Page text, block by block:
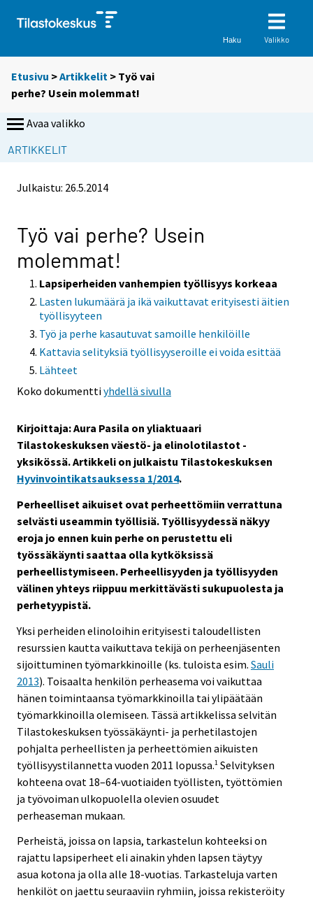
Haku Valikko
Etusivu >Artikkelit > Työ vai
perhe? Usein molemmat!
Avaa valikko
ARTIKKELIT
Julkaistu: 26.5.2014
Työ vai perhe? Usein
molemmat!
Lapsiperheiden vanhempien työllisyys korkeaa
Lasten lukumäärä ja ikä vaikuttavat erityisesti äitien
työllisyyteen
Työ ja perhe kasautuvat samoille henkilöille
Kattavia selityksiä työllisyyseroille ei voida esittää
Lähteet
Koko dokumenttiyhdellä sivulla
Kirjoittaja: Aura Pasila on yliaktuaari
Tilastokeskuksen väestö- ja elinolotilastot -
yksikössä. Artikkeli on julkaistu Tilastokeskuksen
Hyvinvointikatsauksessa 1/2014.
Perheelliset aikuiset ovat perheettömiin verrattuna
selvästi useammin työllisiä. Työllisyydessä näkyy
eroja jo ennen kuin perhe on perustettu eli
työssäkäynti saattaa olla kytköksissä
perheellistymiseen. Perheellisyyden ja työllisyyden
välinen yhteys riippuu merkittävästi sukupuolesta ja
perhetyypistä.
Yksi perheiden elinoloihin erityisesti taloudellisten
resurssien kautta vaikuttava tekijä on perheenjäsenten
sijoittuminen työmarkkinoille (ks. tuloista esim. Sauli
2013). Toisaalta henkilön perheasema voi vaikuttaa
hänen toimintaansa työmarkkinoilla tai ylipäätään
työmarkkinoilla olemiseen. Tässä artikkelissa selvitän
Tilastokeskuksen työssäkäynti- ja perhetilastojen
pohjalta perheellisten ja perheettömien aikuisten
työllisyystilannetta vuoden 2011 lopussa.1 Selvityksen
kohteena ovat 18–64-vuotiaiden työllisten, työttömien
ja työvoiman ulkopuolella olevien osuudet
perheaseman mukaan.
Perheistä, joissa on lapsia, tarkastelun kohteeksi on
rajattu lapsiperheet eli ainakin yhden lapsen täytyy
asua kotona ja olla alle 18-vuotias. Tarkasteluja varten
henkilöt on jaettu seuraaviin ryhmiin, joissa rekisteröity